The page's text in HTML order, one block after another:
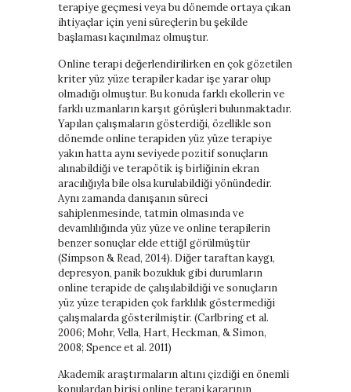
terapiye geçmesi veya bu dönemde ortaya çıkan
ihtiyaçlar için yeni süreçlerin bu şekilde
başlaması kaçınılmaz olmuştur.
Online terapi değerlendirilirken en çok gözetilen
kriter yüz yüze terapiler kadar işe yarar olup
olmadığı olmuştur. Bu konuda farklı ekollerin ve
farklı uzmanların karşıt görüşleri bulunmaktadır.
Yapılan çalışmaların gösterdiği, özellikle son
dönemde online terapiden yüz yüze terapiye
yakın hatta aynı seviyede pozitif sonuçların
alınabildiği ve terapötik iş birliğinin ekran
aracılığıyla bile olsa kurulabildiği yönündedir.
Aynı zamanda danışanın süreci
sahiplenmesinde, tatmin olmasında ve
devamlılığında yüz yüze ve online terapilerin
benzer sonuçlar elde ettiğI görülmüştür
(Simpson & Read, 2014). Diğer taraftan kaygı,
depresyon, panik bozukluk gibi durumların
online terapide de çalışılabildiği ve sonuçların
yüz yüze terapiden çok farklılık göstermediği
çalışmalarda gösterilmiştir. (Carlbring et al.
2006; Mohr, Vella, Hart, Heckman, & Simon,
2008; Spence et al. 2011)
Akademik araştırmaların altını çizdiği en önemli
konulardan birisi online terapi kararının